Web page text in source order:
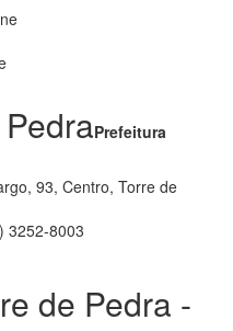
Prefeitura
93, Centro, Torre de
3252-8003
de Pedra -